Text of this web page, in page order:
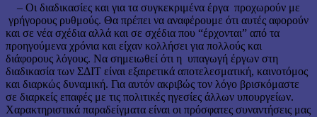
– Οι διαδικασίες και για τα συγκεκριμένα έργα προχωρούν με
γρήγορους ρυθμούς. Θα πρέπει να αναφέρουμε ότι αυτές αφορούν
και σε νέα σχέδια αλλά και σε σχέδια που “έρχονται” από τα
προηγούμενα χρόνια και είχαν κολλήσει για πολλούς και
διάφορους λόγους. Να σημειωθεί ότι η υπαγωγή έργων στη
διαδικασία των ΣΔΙΤ είναι εξαιρετικά αποτελεσματική, καινοτόμος
και διαρκώς δυναμική. Για αυτόν ακριβώς τον λόγο βρισκόμαστε
σε διαρκείς επαφές με τις πολιτικές ηγεσίες άλλων υπουργείων.
Χαρακτηριστικά παραδείγματα είναι οι πρόσφατες συναντήσεις μας